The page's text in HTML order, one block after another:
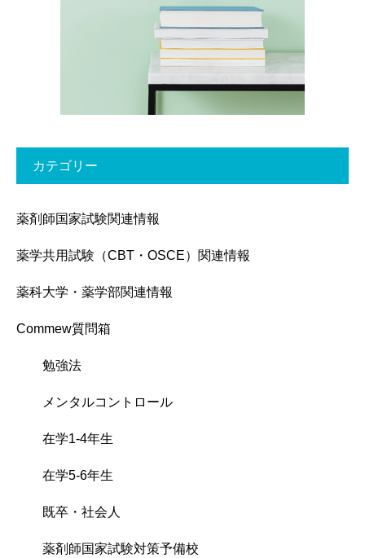
カテゴリー
薬剤師国家試験関連情報
薬学共用試験（CBT・OSCE）関連情報
薬科大学・薬学部関連情報
Commew質問箱
勉強法
メンタルコントロール
在学1-4年生
在学5-6年生
既卒・社会人
薬剤師国家試験対策予備校